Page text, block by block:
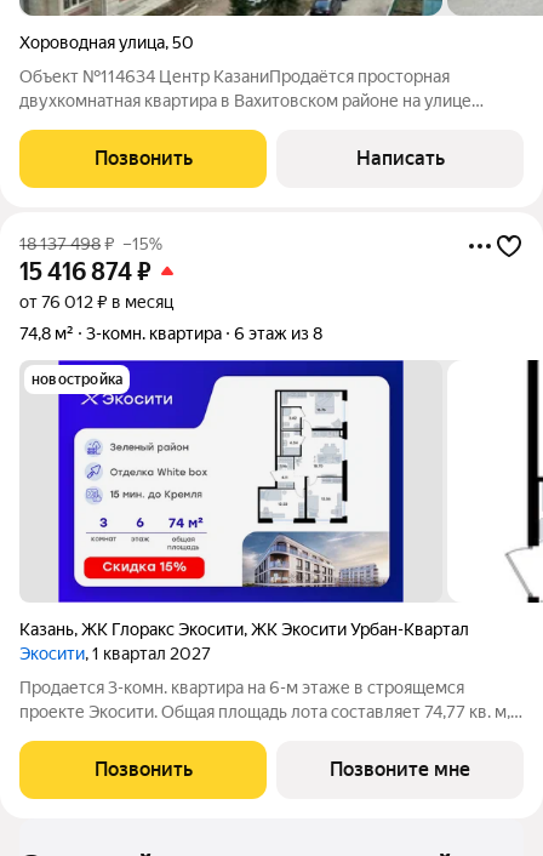
Хороводная улица,50
Объект №114634 Центр КазаниПродаётся просторная
двухкомнатная квартира в Вахитовском районе на улице
проживания, так и для сдачи в аренду. Квартира расположена в
современном, кирпичном доме 2009
Позвонить Написать
18 137 498₽ –15%
15 416 874₽
от 76 012 ₽ в месяц
74,8 м²
3-комн. квартира 6 этаж из 8
новостройка
Казань,ЖК Глоракс Экосити,ЖК Экосити Урбан-Квартал
Экосити, 1 квартал 2027
Продается 3-комн. квартира на 6-м этаже в строящемся
проекте Экосити. Общая площадь лота составляет 74,77 кв. м,
кухонную зону. Номер квартиры - 353 Преимущества
квартиры в Урбан-квартале:
Позвонить Позвоните мне